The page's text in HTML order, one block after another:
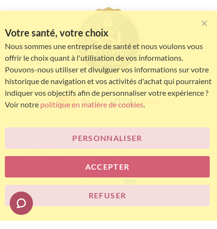
© Bariatric Advantage® est une marque du groupe
Metagenics. Tous droits réservés.
E-commerce
Votre santé, votre choix
Nous sommes une entreprise de santé et nous voulons vous
offrir le choix quant à l'utilisation de vos informations.
Pouvons-nous utiliser et divulguer vos informations sur votre
historique de navigation et vos activités d'achat qui pourraient
indiquer vos objectifs afin de personnaliser votre expérience ?
Voir notre politique en matière de cookies.
ACCEPTER
PERSONNALISER
REFUSER